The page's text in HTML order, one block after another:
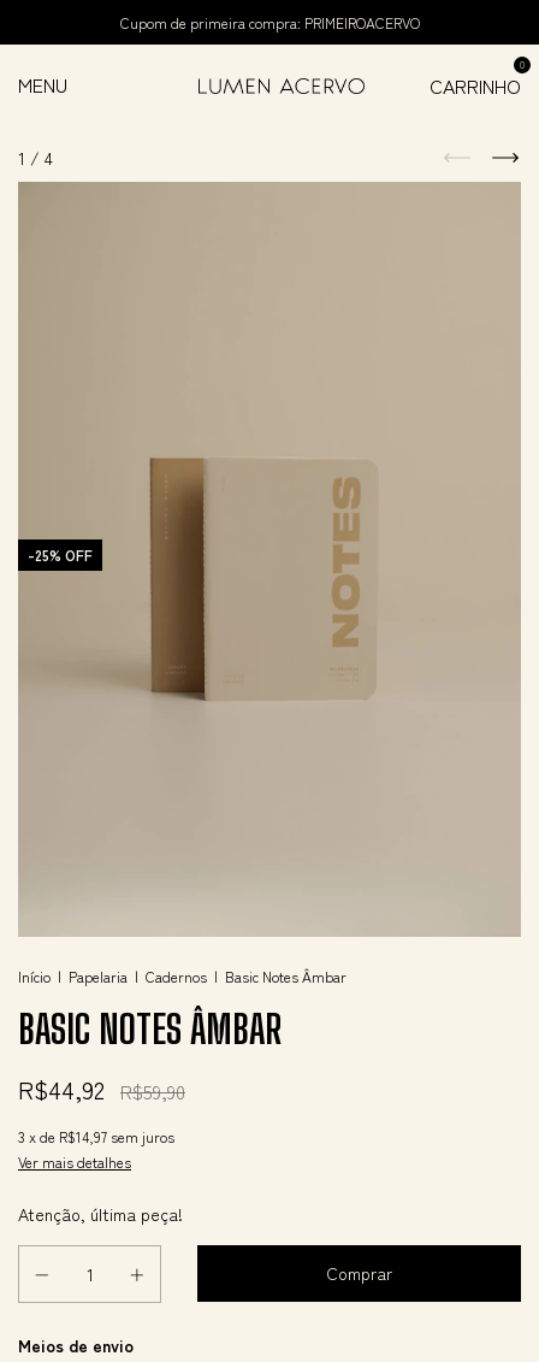
Cupom de primeira compra: PRIMEIROACERVO
MENU CARRINHO
0
1 / 4
-25% OFF
Início | Papelaria | Cadernos | Basic Notes Âmbar
BASIC NOTES ÂMBAR
R$44,92 R$59,90
3 x de R$14,97 sem juros
Ver mais detalhes
Atenção, última peça!
Entregas para o CEP:
Meios de envio